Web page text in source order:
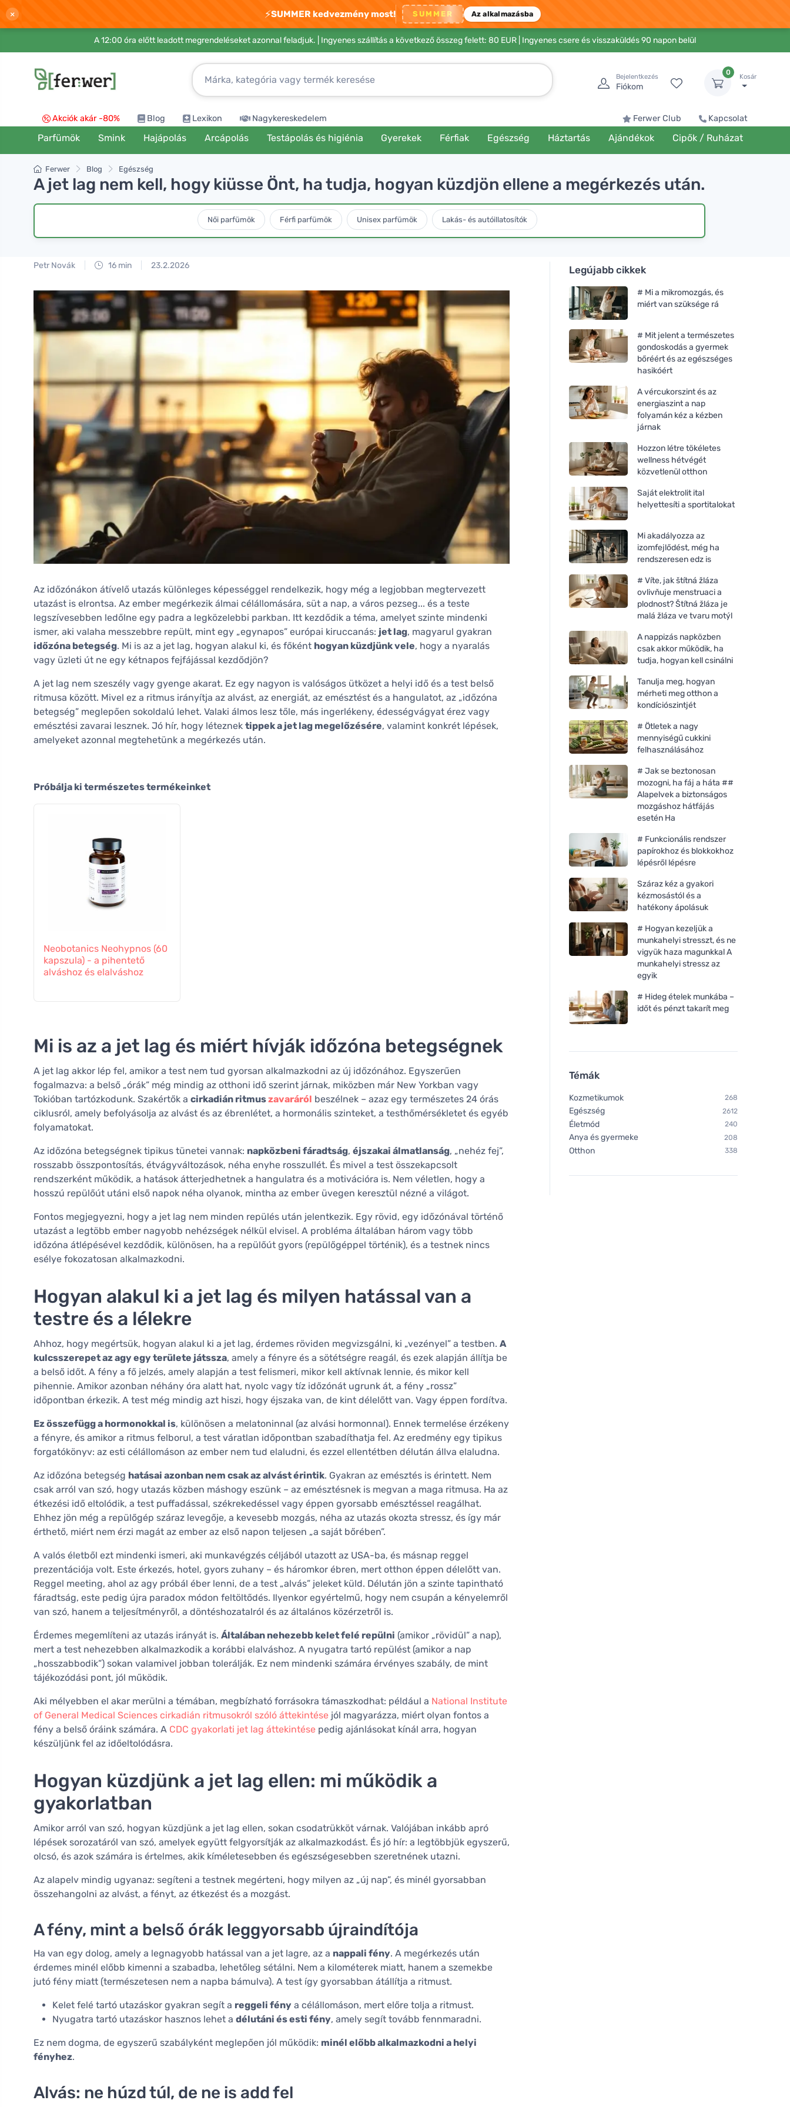
× ⚡SUMMER kedvezmény most! SUMMER Az alkalmazásba
A 12:00 óra előtt leadott megrendeléseket azonnal feladjuk. | Ingyenes szállítás a következő összeg felett: 80 EUR | Ingyenes csere és visszaküldés 90 napon belül
Bejelentkezés
Fiókom
0
Kosár
Akciók akár -80% Blog Lexikon Nagykereskedelem Ferwer Club Kapcsolat
Parfümök Smink Hajápolás Arcápolás Testápolás és higiénia Gyerekek Férfiak Egészség Háztartás Ajándékok Cipők / Ruházat
Ferwer Blog Egészség
A jet lag nem kell, hogy kiüsse Önt, ha tudja, hogyan küzdjön ellene a megérkezés után.
Női parfümök Férfi parfümök Unisex parfümök Lakás- és autóillatosítók
Petr Novák 16 min 23.2.2026
Az időzónákon átívelő utazás különleges képességgel rendelkezik, hogy még a legjobban megtervezett
utazást is elrontsa. Az ember megérkezik álmai célállomására, süt a nap, a város pezseg... és a teste
legszívesebben ledőlne egy padra a legközelebbi parkban. Itt kezdődik a téma, amelyet szinte mindenki
ismer, aki valaha messzebbre repült, mint egy „egynapos” európai kiruccanás: jet lag, magyarul gyakran
időzóna betegség. Mi is az a jet lag, hogyan alakul ki, és főként hogyan küzdjünk vele, hogy a nyaralás
vagy üzleti út ne egy kétnapos fejfájással kezdődjön?
A jet lag nem szeszély vagy gyenge akarat. Ez egy nagyon is valóságos ütközet a helyi idő és a test belső
ritmusa között. Mivel ez a ritmus irányítja az alvást, az energiát, az emésztést és a hangulatot, az „időzóna
betegség” meglepően sokoldalú lehet. Valaki álmos lesz tőle, más ingerlékeny, édességvágyat érez vagy
emésztési zavarai lesznek. Jó hír, hogy léteznek tippek a jet lag megelőzésére, valamint konkrét lépések,
amelyeket azonnal megtehetünk a megérkezés után.
Próbálja ki természetes termékeinket
Neobotanics Neohypnos (60
kapszula) - a pihentető
alváshoz és elalváshoz
Mi is az a jet lag és miért hívják időzóna betegségnek
A jet lag akkor lép fel, amikor a test nem tud gyorsan alkalmazkodni az új időzónához. Egyszerűen
fogalmazva: a belső „órák” még mindig az otthoni idő szerint járnak, miközben már New Yorkban vagy
Tokióban tartózkodunk. Szakértők a cirkadián ritmuszavaráról beszélnek – azaz egy természetes 24 órás
ciklusról, amely befolyásolja az alvást és az ébrenlétet, a hormonális szinteket, a testhőmérsékletet és egyéb
folyamatokat.
Az időzóna betegségnek tipikus tünetei vannak: napközbeni fáradtság, éjszakai álmatlanság, „nehéz fej”,
rosszabb összpontosítás, étvágyváltozások, néha enyhe rosszullét. És mivel a test összekapcsolt
rendszerként működik, a hatások átterjedhetnek a hangulatra és a motivációra is. Nem véletlen, hogy a
hosszú repülőút utáni első napok néha olyanok, mintha az ember üvegen keresztül nézné a világot.
Fontos megjegyezni, hogy a jet lag nem minden repülés után jelentkezik. Egy rövid, egy időzónával történő
utazást a legtöbb ember nagyobb nehézségek nélkül elvisel. A probléma általában három vagy több
időzóna átlépésével kezdődik, különösen, ha a repülőút gyors (repülőgéppel történik), és a testnek nincs
esélye fokozatosan alkalmazkodni.
Hogyan alakul ki a jet lag és milyen hatással van a
testre és a lélekre
Ahhoz, hogy megértsük, hogyan alakul ki a jet lag, érdemes röviden megvizsgálni, ki „vezényel” a testben. A
kulcsszerepet az agy egy területe játssza, amely a fényre és a sötétségre reagál, és ezek alapján állítja be
a belső időt. A fény a fő jelzés, amely alapján a test felismeri, mikor kell aktívnak lennie, és mikor kell
pihennie. Amikor azonban néhány óra alatt hat, nyolc vagy tíz időzónát ugrunk át, a fény „rossz”
időpontban érkezik. A test még mindig azt hiszi, hogy éjszaka van, de kint délelőtt van. Vagy éppen fordítva.
Ez összefügg a hormonokkal is, különösen a melatoninnal (az alvási hormonnal). Ennek termelése érzékeny
a fényre, és amikor a ritmus felborul, a test váratlan időpontban szabadíthatja fel. Az eredmény egy tipikus
forgatókönyv: az esti célállomáson az ember nem tud elaludni, és ezzel ellentétben délután állva elaludna.
Az időzóna betegség hatásai azonban nem csak az alvást érintik. Gyakran az emésztés is érintett. Nem
csak arról van szó, hogy utazás közben máshogy eszünk – az emésztésnek is megvan a maga ritmusa. Ha az
étkezési idő eltolódik, a test puffadással, székrekedéssel vagy éppen gyorsabb emésztéssel reagálhat.
Ehhez jön még a repülőgép száraz levegője, a kevesebb mozgás, néha az utazás okozta stressz, és így már
érthető, miért nem érzi magát az ember az első napon teljesen „a saját bőrében”.
A valós életből ezt mindenki ismeri, aki munkavégzés céljából utazott az USA-ba, és másnap reggel
prezentációja volt. Este érkezés, hotel, gyors zuhany – és háromkor ébren, mert otthon éppen délelőtt van.
Reggel meeting, ahol az agy próbál éber lenni, de a test „alvás” jeleket küld. Délután jön a szinte tapintható
fáradtság, este pedig újra paradox módon feltöltődés. Ilyenkor egyértelmű, hogy nem csupán a kényelemről
van szó, hanem a teljesítményről, a döntéshozatalról és az általános közérzetről is.
Érdemes megemlíteni az utazás irányát is. Általában nehezebb kelet felé repülni (amikor „rövidül” a nap),
mert a test nehezebben alkalmazkodik a korábbi elalváshoz. A nyugatra tartó repülést (amikor a nap
„hosszabbodik”) sokan valamivel jobban tolerálják. Ez nem mindenki számára érvényes szabály, de mint
tájékozódási pont, jól működik.
Aki mélyebben el akar merülni a témában, megbízható forrásokra támaszkodhat: például a National Institute
of General Medical Sciences cirkadián ritmusokról szóló áttekintése jól magyarázza, miért olyan fontos a
fény a belső óráink számára. A CDC gyakorlati jet lag áttekintése pedig ajánlásokat kínál arra, hogyan
készüljünk fel az időeltolódásra.
Hogyan küzdjünk a jet lag ellen: mi működik a
gyakorlatban
Amikor arról van szó, hogyan küzdjünk a jet lag ellen, sokan csodatrükköt várnak. Valójában inkább apró
lépések sorozatáról van szó, amelyek együtt felgyorsítják az alkalmazkodást. És jó hír: a legtöbbjük egyszerű,
olcsó, és azok számára is értelmes, akik kíméletesebben és egészségesebben szeretnének utazni.
Az alapelv mindig ugyanaz: segíteni a testnek megérteni, hogy milyen az „új nap”, és minél gyorsabban
összehangolni az alvást, a fényt, az étkezést és a mozgást.
A fény, mint a belső órák leggyorsabb újraindítója
Ha van egy dolog, amely a legnagyobb hatással van a jet lagre, az a nappali fény. A megérkezés után
érdemes minél előbb kimenni a szabadba, lehetőleg sétálni. Nem a kilométerek miatt, hanem a szemekbe
jutó fény miatt (természetesen nem a napba bámulva). A test így gyorsabban átállítja a ritmust.
Kelet felé tartó utazáskor gyakran segít a reggeli fény a célállomáson, mert előre tolja a ritmust.
Nyugatra tartó utazáskor hasznos lehet a délutáni és esti fény, amely segít tovább fennmaradni.
Ez nem dogma, de egyszerű szabályként meglepően jól működik: minél előbb alkalmazkodni a helyi
fényhez.
Alvás: ne húzd túl, de ne is add fel
Legújabb cikkek
# Mi a mikromozgás, és
miért van szüksége rá
# Mit jelent a természetes
gondoskodás a gyermek
bőréért és az egészséges
hasikóért
A vércukorszint és az
energiaszint a nap
folyamán kéz a kézben
járnak
Hozzon létre tökéletes
wellness hétvégét
közvetlenül otthon
Saját elektrolit ital
helyettesíti a sportitalokat
Mi akadályozza az
izomfejlődést, még ha
rendszeresen edz is
# Víte, jak štítná žláza
ovlivňuje menstruaci a
plodnost? Štítná žláza je
malá žláza ve tvaru motýl
A nappizás napközben
csak akkor működik, ha
tudja, hogyan kell csinálni
Tanulja meg, hogyan
mérheti meg otthon a
kondíciószintjét
# Ötletek a nagy
mennyiségű cukkini
felhasználásához
# Jak se beztonosan
mozogni, ha fáj a háta ##
Alapelvek a biztonságos
mozgáshoz hátfájás
esetén Ha
# Funkcionális rendszer
papírokhoz és blokkokhoz
lépésről lépésre
Száraz kéz a gyakori
kézmosástól és a
hatékony ápolásuk
# Hogyan kezeljük a
munkahelyi stresszt, és ne
vigyük haza magunkkal A
munkahelyi stressz az
egyik
# Hideg ételek munkába –
időt és pénzt takarít meg
Témák
Kozmetikumok 268
Egészség 2612
Életmód 240
Anya és gyermeke 208
Otthon 338